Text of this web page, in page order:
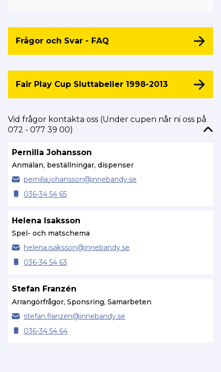
Frågor och Svar - FAQ
Fair Play Cup Sluttabeller 1998-2013
Vid frågor kontakta oss (Under cupen når ni oss på
072 - 077 39 00)
Pernilla Johansson
Anmälan, beställningar, dispenser
pernilla.johansson@innebandy.se
036-34 54 65
Helena Isaksson
Spel- och matschema
helena.isaksson@innebandy.se
036-34 54 63
Stefan Franzén
Arrangörfrågor, Sponsring, Samarbeten
stefan.franzen@innebandy.se
036-34 54 64